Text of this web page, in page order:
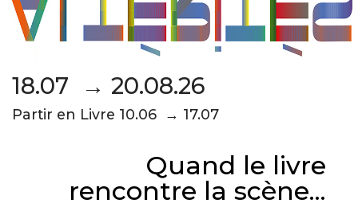
18.07 → 20.08.26
Partir en Livre 10.06 → 17.07
Quand le livre
rencontre la scène...